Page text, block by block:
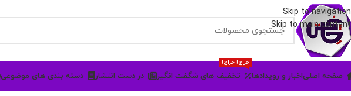
Skip to navigation
Skip to main content
صفحه اصلیاخبار و رویدادها تخفیف های شگفت انگیز
حراج! حراج!
در دست انتشار دسته بندی های موضوعی